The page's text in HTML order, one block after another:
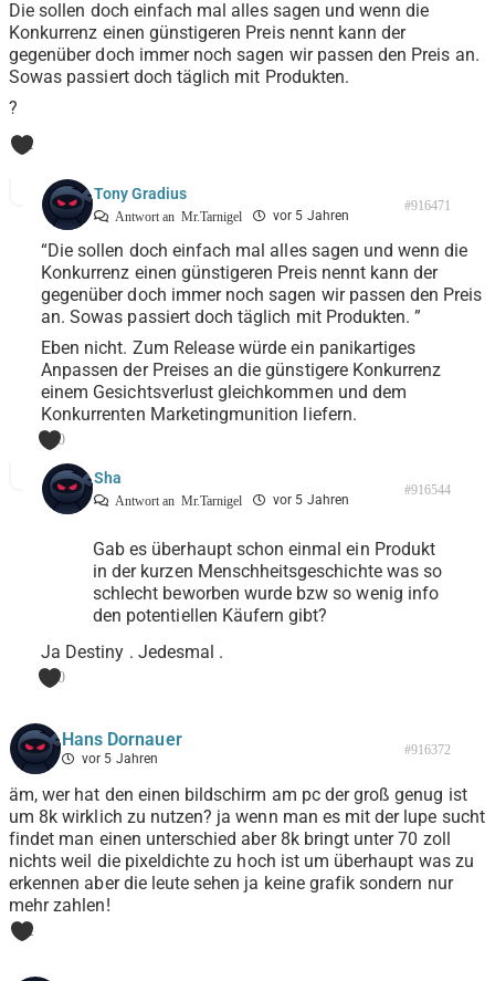
Die sollen doch einfach mal alles sagen und wenn die
Konkurrenz einen günstigeren Preis nennt kann der
gegenüber doch immer noch sagen wir passen den Preis an.
Sowas passiert doch täglich mit Produkten.
?
1
Tony Gradius
Antwort an Mr.Tarnigel vor 5 Jahren
#916471
“Die sollen doch einfach mal alles sagen und wenn die
Konkurrenz einen günstigeren Preis nennt kann der
gegenüber doch immer noch sagen wir passen den Preis
an. Sowas passiert doch täglich mit Produkten. ”
Eben nicht. Zum Release würde ein panikartiges
Anpassen der Preises an die günstigere Konkurrenz
einem Gesichtsverlust gleichkommen und dem
Konkurrenten Marketingmunition liefern.
0
Sha
Antwort an Mr.Tarnigel vor 5 Jahren
#916544
Gab es überhaupt schon einmal ein Produkt
in der kurzen Menschheitsgeschichte was so
schlecht beworben wurde bzw so wenig info
den potentiellen Käufern gibt?
Ja Destiny . Jedesmal .
0
Hans Dornauer
vor 5 Jahren
#916372
äm, wer hat den einen bildschirm am pc der groß genug ist
um 8k wirklich zu nutzen? ja wenn man es mit der lupe sucht
findet man einen unterschied aber 8k bringt unter 70 zoll
nichts weil die pixeldichte zu hoch ist um überhaupt was zu
erkennen aber die leute sehen ja keine grafik sondern nur
mehr zahlen!
1